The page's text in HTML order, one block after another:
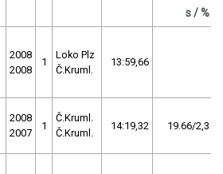
s / %
2008
2008
1
Loko Plz
Č.Kruml.
13:59,66
2008
2007
1
Č.Kruml.
Č.Kruml.
14:19,32 19.66/2,3